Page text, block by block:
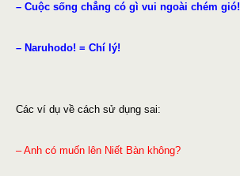
– Cuộc sống chẳng có gì vui ngoài chém gió!
– Naruhodo! = Chí lý!
Các ví dụ về cách sử dụng sai:
– Anh có muốn lên Niết Bàn không?